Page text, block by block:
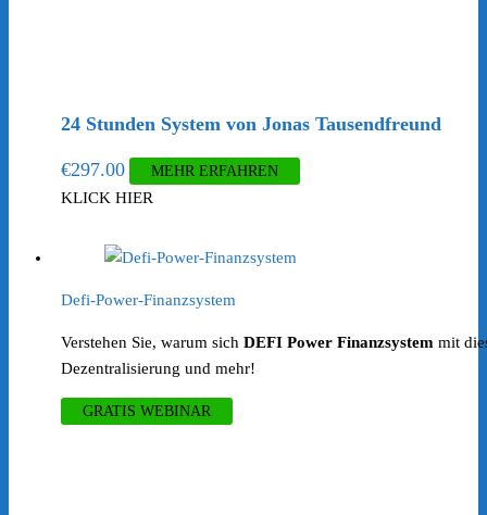
24 Stunden System von Jonas Tausendfreund
€297.00 MEHR ERFAHREN
KLICK HIER
Defi-Power-Finanzsystem
Verstehen Sie, warum sich DEFI Power Finanzsystem mit
Dezentralisierung und mehr!
GRATIS WEBINAR